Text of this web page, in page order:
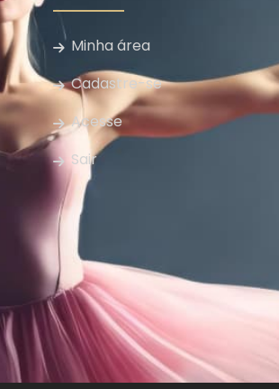
Minha área
Cadastre-se
Acesse
Sair